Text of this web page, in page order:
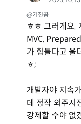
@기진곰
ㅎㅎ 그러게요.
MVC,
가 힘들다고 울
ㅎ;
개발자야 지속
데 정작 외주시
강제할 수야 없